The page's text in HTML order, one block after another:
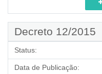
Decreto 12/2015
Status:
Data de Publicação: